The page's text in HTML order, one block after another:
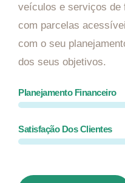
veículos e serviços de
com parcelas
com o seu
dos seus objetivos.
Planejamento Financeiro
Satisfação Dos Clientes